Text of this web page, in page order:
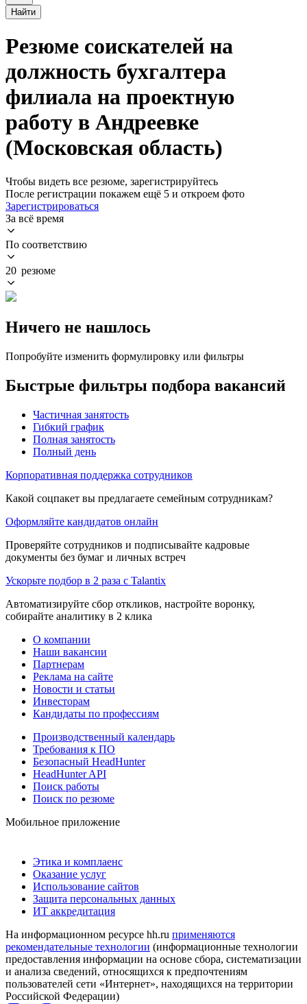
Найти
Резюме соискателей на
должность бухгалтера
филиала на проектную
работу в Андреевке
(Московская область)
Чтобы видеть все резюме, зарегистрируйтесь
После регистрации покажем ещё 5 и откроем фото
Зарегистрироваться
За всё время
По соответствию
20 резюме
Ничего не нашлось
Попробуйте изменить формулировку или фильтры
Быстрые фильтры подбора вакансий
Частичная занятость
Гибкий график
Полная занятость
Полный день
Корпоративная поддержка сотрудников
Какой соцпакет вы предлагаете семейным сотрудникам?
Оформляйте кандидатов онлайн
Проверяйте сотрудников и подписывайте кадровые
документы без бумаг и личных встреч
Ускорьте подбор в 2 раза с Talantix
Автоматизируйте сбор откликов, настройте воронку,
собирайте аналитику в 2 клика
О компании
Наши вакансии
Партнерам
Реклама на сайте
Новости и статьи
Инвесторам
Кандидаты по профессиям
Производственный календарь
Требования к ПО
Безопасный HeadHunter
HeadHunter API
Поиск работы
Поиск по резюме
Мобильное приложение
Этика и комплаенс
Оказание услуг
Использование сайтов
Защита персональных данных
ИТ аккредитация
На информационном ресурсе hh.ru применяются
рекомендательные технологии (информационные технологии
предоставления информации на основе сбора, систематизации
и анализа сведений, относящихся к предпочтениям
пользователей сети «Интернет», находящихся на территории
Российской Федерации)